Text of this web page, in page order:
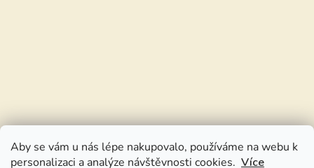
Aby se vám u nás lépe nakupovalo, používáme na webu k
personalizaci a analýze návštěvnosti cookies. Více